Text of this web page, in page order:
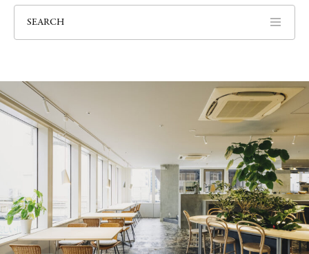
SEARCH
JOURNAL
NEWS
L OW
R E R S